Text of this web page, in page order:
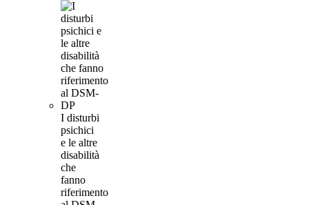
I disturbi
psichici
e le altre
disabilità
che
fanno
riferimento